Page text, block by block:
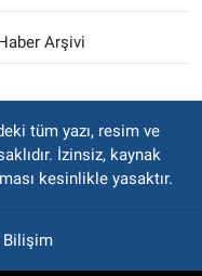
Arşivi
tüm yazı, resim ve
İzinsiz, kaynak
kesinlikle yasaktır.
Bilişim